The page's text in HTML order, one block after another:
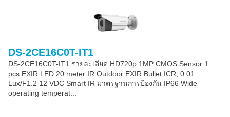
DS-2CE16C0T-IT1
DS-2CE16C0T-IT1 รายละเอียด HD720p 1MP CMOS Sensor 1
pcs EXIR LED 20 meter IR Outdoor EXIR Bullet ICR, 0.01
Lux/F1.2 12 VDC Smart IR มาตรฐานการป้องกัน IP66 Wide
operating temperat...